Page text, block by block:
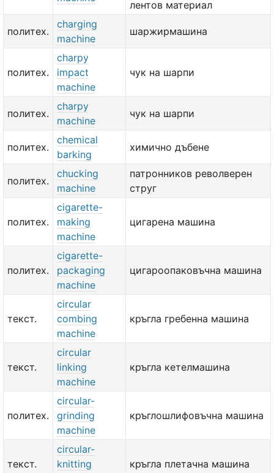
лентов материал
политех.
charging
machine
шаржирмашина
политех.
charpy
impact
machine
чук на шарпи
политех.
charpy
machine
чук на шарпи
политех.
chemical
barking
химично дъбене
политех.
chucking
machine
патронников револверен
струг
политех.
cigarette-
making
machine
цигарена машина
политех.
cigarette-
packaging
machine
цигароопаковъчна машина
текст.
circular
combing
machine
кръгла гребенна машина
текст.
circular
linking
machine
кръгла кетелмашина
политех.
circular-
grinding
machine
кръглошлифовъчна машина
текст.
circular-
knitting
кръгла плетачна машина